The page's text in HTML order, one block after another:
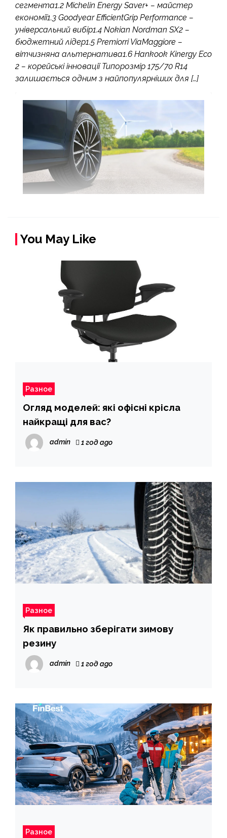
сегмента1.2 Michelin Energy Saver+ – майстер
економії1.3 Goodyear EfficientGrip Performance –
універсальний вибір1.4 Nokian Nordman SX2 –
бюджетний лідер1.5 Premiorri ViaMaggiore –
вітчизняна альтернатива1.6 Hankook Kinergy Eco
2 – корейські інновації Типорозмір 175/70 R14
залишається одним з найпопулярніших для […]
You May Like
Разное
Огляд моделей: які офісні крісла
найкращі для вас?
admin 1 год ago
Разное
Як правильно зберігати зимову
резину
admin 1 год ago
Разное